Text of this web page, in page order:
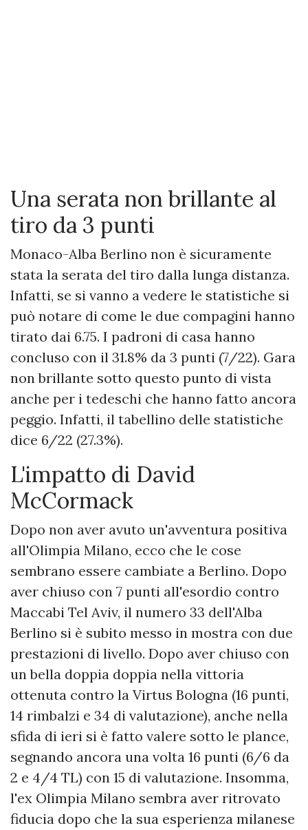
Una serata non brillante al
tiro da 3 punti
Monaco-Alba Berlino non è sicuramente
stata la serata del tiro dalla lunga distanza.
Infatti, se si vanno a vedere le statistiche si
può notare di come le due compagini hanno
tirato dai 6.75. I padroni di casa hanno
concluso con il 31.8% da 3 punti (7/22). Gara
non brillante sotto questo punto di vista
anche per i tedeschi che hanno fatto ancora
peggio. Infatti, il tabellino delle statistiche
dice 6/22 (27.3%).
L'impatto di David
McCormack
Dopo non aver avuto un'avventura positiva
all'Olimpia Milano, ecco che le cose
sembrano essere cambiate a Berlino. Dopo
aver chiuso con 7 punti all'esordio contro
Maccabi Tel Aviv, il numero 33 dell'Alba
Berlino si è subito messo in mostra con due
prestazioni di livello. Dopo aver chiuso con
un bella doppia doppia nella vittoria
ottenuta contro la Virtus Bologna (16 punti,
14 rimbalzi e 34 di valutazione), anche nella
sfida di ieri si è fatto valere sotto le plance,
segnando ancora una volta 16 punti (6/6 da
2 e 4/4 TL) con 15 di valutazione. Insomma,
l'ex Olimpia Milano sembra aver ritrovato
fiducia dopo che la sua esperienza milanese